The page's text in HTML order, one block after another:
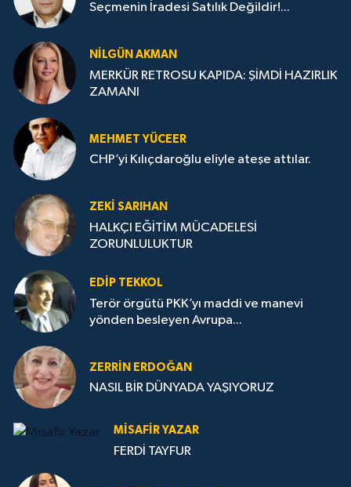
Seçmenin İradesi Satılık Değildir!...
NILGÜN AKMAN
MERKÜR RETROSU KAPIDA: ŞİMDİ HAZIRLIK
ZAMANI
MEHMET YÜCEER
CHP’yi Kılıçdaroğlu eliyle ateşe attılar.
ZEKI SARIHAN
HALKÇI EĞİTİM MÜCADELESİ
ZORUNLULUKTUR
EDIP TEKKOL
Terör örgütü PKK’yı maddi ve manevi
yönden besleyen Avrupa...
ZERRIN ERDOĞAN
NASIL BİR DÜNYADA YAŞIYORUZ
MISAFIR YAZAR
FERDİ TAYFUR